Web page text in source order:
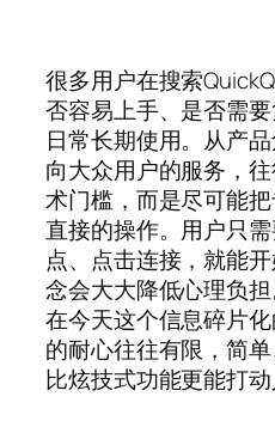
很多用户在搜索
否容易上手、是否需
日常长期使用。从产
向大众用户的服务，
术门槛，而是尽可能
直接的操作。用户只
点、点击连接，就能
念会大大降低心理负担
在今天这个信息碎片
的耐心往往有限，简
比炫技式功能更能打动